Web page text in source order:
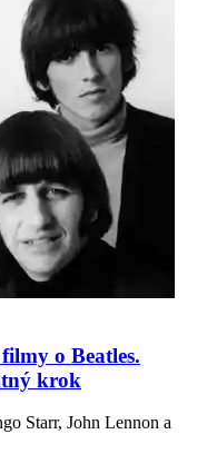
o Beatles.
krok
Starr, John Lennon a